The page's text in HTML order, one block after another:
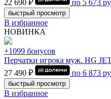
22 690 ₽
по 5 673
быстрый просмотр
В избранное
НОВИНКА
+1099 бонусов
Перчатки игрока муж. HG
27 490 ₽
по 6 873
быстрый просмотр
В избранное